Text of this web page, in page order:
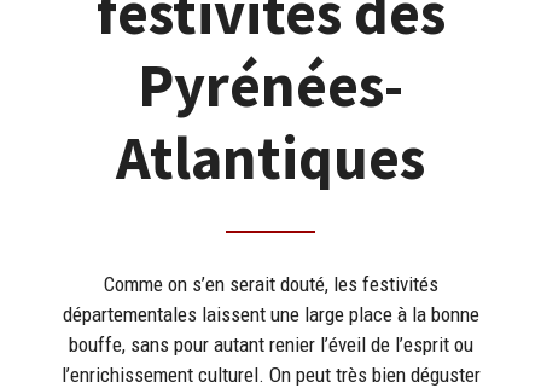
Pyrénées-
Atlantiques
Comme on s’en serait douté, les festivités
départementales laissent une large place à la bonne
bouffe, sans pour autant renier l’éveil de l’esprit ou
l’enrichissement culturel. On peut très bien déguster